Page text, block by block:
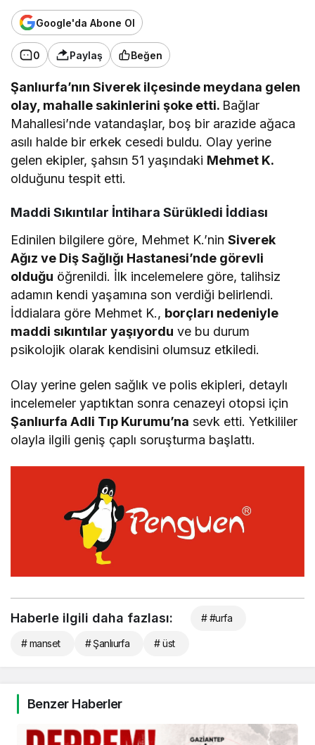
Google'da Abone Ol
0 Paylaş Beğen
Şanlıurfa’nın Siverek ilçesinde meydana gelen
olay, mahalle sakinlerini şoke etti. Bağlar
Mahallesi’nde vatandaşlar, boş bir arazide ağaca
asılı halde bir erkek cesedi buldu. Olay yerine
gelen ekipler, şahsın 51 yaşındaki Mehmet K.
olduğunu tespit etti.
Maddi Sıkıntılar İntihara Sürükledi İddiası
Edinilen bilgilere göre, Mehmet K.’ninSiverek
Ağız ve Diş Sağlığı Hastanesi’nde görevli
olduğu öğrenildi. İlk incelemelere göre, talihsiz
adamın kendi yaşamına son verdiği belirlendi.
İddialara göre Mehmet K., borçları nedeniyle
maddi sıkıntılar yaşıyordu ve bu durum
psikolojik olarak kendisini olumsuz etkiledi.
Olay yerine gelen sağlık ve polis ekipleri, detaylı
incelemeler yaptıktan sonra cenazeyi otopsi için
Şanlıurfa Adli Tıp Kurumu’na sevk etti. Yetkililer
olayla ilgili geniş çaplı soruşturma başlattı.
Haberle ilgili daha fazlası: # #urfa
# manset # Şanlıurfa # üst
Benzer Haberler